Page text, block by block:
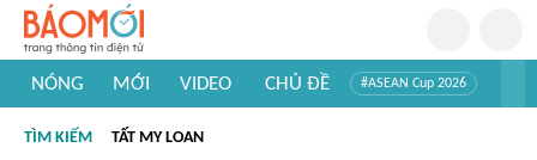
NÓNG MỚI VIDEO CHỦ ĐỀ #ASEAN Cup 2026
#Khám phá thế giới
TÌM KIẾM TẤT MY LOAN